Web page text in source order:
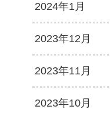
2024年1月
2023年12月
2023年11月
2023年10月